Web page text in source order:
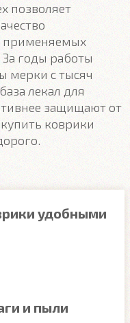
позволяет
применяемых
годы работы
мерки с тысяч
лекал для
защищают от
коврики
удобными
и пыли